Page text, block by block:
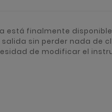
está finalmente
sin perder nada de
de modificar el